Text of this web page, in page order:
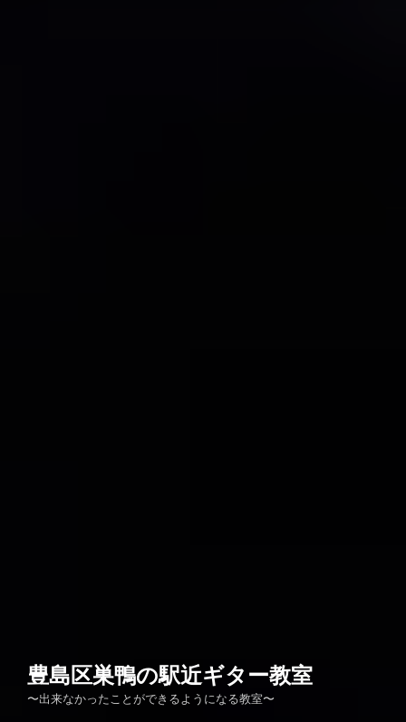
豊島区巣鴨の駅近ギター教室
〜出来なかったことができるようになる教室〜